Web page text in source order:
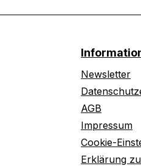
Newsletter
AGB
Impressum
Cookie-
Erklärung